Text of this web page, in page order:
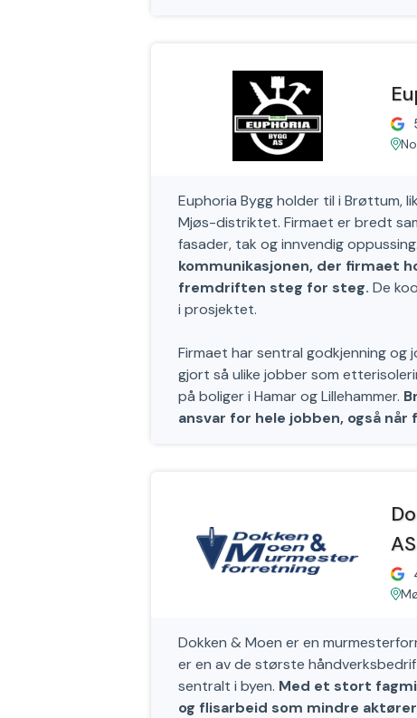
Euphoria Bygg holder til i Brøttum,
Mjøs-distriktet. Firmaet er bredt
fasader, tak og innvendig oppussing.
kommunikasjonen, der firmaet
fremdriften steg for steg. De
i prosjektet.
Firmaet har sentral godkjenning
gjort så ulike jobber som
på boliger i Hamar og Lillehammer.
ansvar for hele jobben, også
AS
Dokken & Moen er en
er en av de største
sentralt i byen. Med et stort
og flisarbeid som mindre